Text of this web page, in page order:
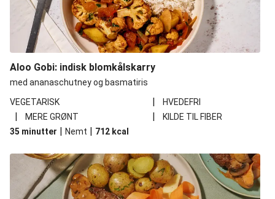
Aloo Gobi: indisk blomkålskarry
med ananaschutney og basmatiris
VEGETARISK
| HVEDEFRI
| MERE GRØNT |
KILDE TIL FIBER
35 minutter | Nemt | 712 kcal